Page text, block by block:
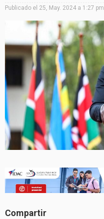
Publicado el 25, May. 2024 a 1:27 pm
Compartir